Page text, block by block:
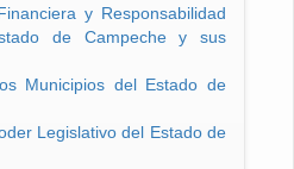
y Responsabilidad
de Campeche y sus
Municipios del Estado de
Legislativo del Estado de